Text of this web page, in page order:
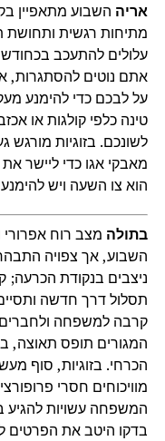
אריה השבוע מתאפיין
מתיחות רגשית ותחושת
עלולים להתעכב
אתם נוטים להסתגרות,
על לבכם כדי להימנע
טינה כלפי קולגות או
לשונכם. בזוגיות מורגש
מאבקי אגו כדי ליישר
הוא צו השעה ויש
בתולה מצב רוח
השבוע, אך צפויה
ניצבים בנקודת
תסלול דרך חדשה
קרבה למשפחה ולחברים
המגורים תופס תאוצה,
הכרחי. בזוגיות, סוף
מוויכוחים חסרי
המשפחה עשויות להגיע
בדקו היטב את הפרטים